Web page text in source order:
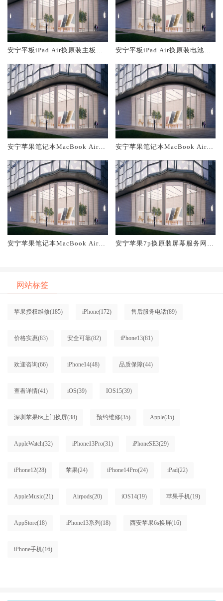
安宁平板iPad Air换原装主板维
安宁平板iPad Air换原装电池维
安宁苹果笔记本MacBook Air换
安宁苹果笔记本MacBook Air换
安宁苹果笔记本MacBook Air换
安宁苹果7p换原装屏幕服务网点
网站标签
苹果授权维修(185) iPhone(172) 售后服务电话(89)
价格实惠(83) 安全可靠(82) iPhone13(81)
欢迎咨询(66) iPhone14(48) 品质保障(44)
查看详情(41) iOS(39) IOS15(39)
深圳苹果6s上门换屏(38) 预约维修(35) Apple(35)
AppleWatch(32) iPhone13Pro(31) iPhoneSE3(29)
iPhone12(28) 苹果(24) iPhone14Pro(24) iPad(22)
AppleMusic(21) Airpods(20) iOS14(19) 苹果手机(19)
AppStore(18) iPhone13系列 (18) 西安苹果6s换屏(16)
iPhone手机(16)